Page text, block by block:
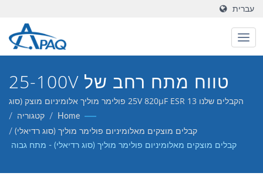
עברית
טווח מתח רחב של 25-100V
עם 5000 שעות@105°C
להמרת כוח במתח גבוה
הקבלים שלנו 25V 820μF ESR 13 פולימר מוליך אלומיניום מוצק (סוג
רדיאלי) מיועדים לעמוד בדרישות של ממירי DC-DC, רגולטורים של מתח
ויישומי דקופלינג.
Home
/ קטגוריה
/
קבלים מוצקים מאלומיניום פולימר מוליך (סוג רדיאלי) /
קבלים מוצקים מאלומיניום פולימר מוליך (סוג רדיאלי) - מתח גבוה